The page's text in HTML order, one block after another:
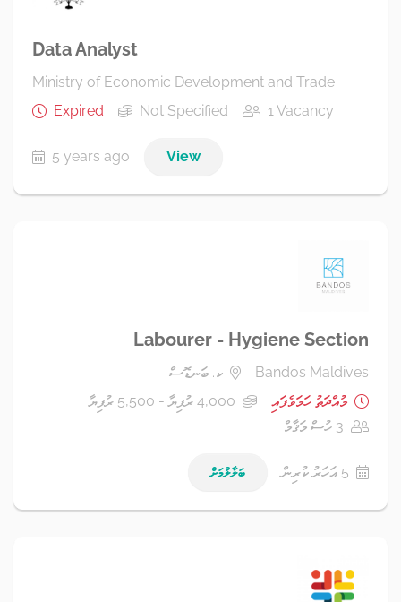
Data Analyst
Ministry of Economic Development and Trade
Expired
Not Specified 1 Vacancy
5 years ago View
Labourer - Hygiene Section
Bandos Maldives
ކ. ބަނޑޮސް
މުއްދަތު ހަމަވެފައި
4,000 ރުފިޔާ - 5,500 ރުފިޔާ
3 ހުސް މަޤާމް
5 އަހަރު ކުރިން ބަލާލުމަށް